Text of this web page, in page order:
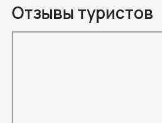
Отзывы туристов